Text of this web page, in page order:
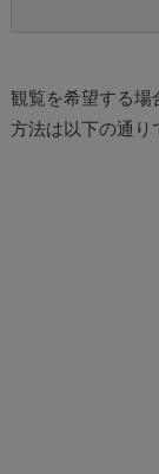
観覧を希望する場
方法は以下の通り